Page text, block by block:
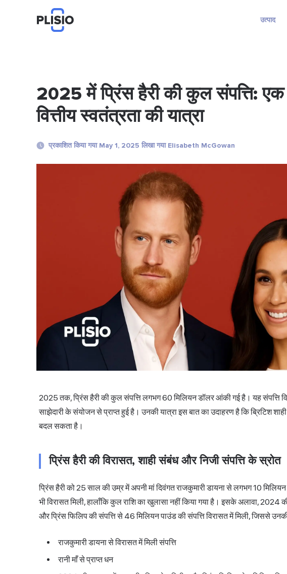
उत्पाद
2025 में प्रिंस हैरी की कुल संपत्ति: एक
वित्तीय स्वतंत्रता की यात्रा
प्रकाशित किया गया May 1, 2025 लिखा गया Elisabeth McGowan
2025 तक, प्रिंस हैरी की कुल संपत्ति लगभग 60 मिलियन डॉलर आंकी गई है। यह संपत्ति
साझेदारी के संयोजन से प्राप्त हुई है। उनकी यात्रा इस बात का उदाहरण है कि ब्रिटिश
बदल सकता है।
प्रिंस हैरी की विरासत, शाही संबंध और निजी संपत्ति के स्रोत
प्रिंस हैरी को 25 साल की उम्र में अपनी मां दिवंगत राजकुमारी डायना से लगभग 10 मिलियन
भी विरासत मिली, हालाँकि कुल राशि का खुलासा नहीं किया गया है। इसके अलावा, 2024
और प्रिंस फिलिप की संपत्ति से 46 मिलियन पाउंड की संपत्ति विरासत में मिली, जिससे
राजकुमारी डायना से विरासत में मिली संपत्ति
रानी माँ से प्राप्त धन